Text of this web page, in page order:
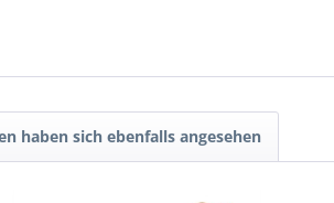
haben sich ebenfalls angesehen